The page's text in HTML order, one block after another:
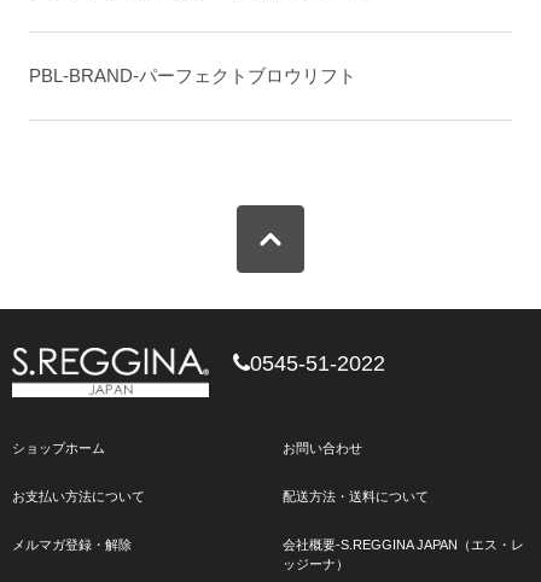
PBL-BRAND-パーフェクトブロウリフト
0545-51-2022
ショップホーム お問い合わせ
お支払い方法について 配送方法・送料について
メルマガ登録・解除
会社概要-S.REGGINA JAPAN（エス・レ
ッジーナ）